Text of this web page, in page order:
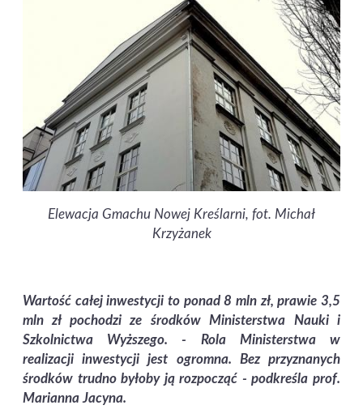
Elewacja Gmachu Nowej Kreślarni, fot. Michał
Krzyżanek
Wartość całej inwestycji to ponad 8 mln zł, prawie 3,5
mln zł pochodzi ze środków Ministerstwa Nauki i
Szkolnictwa Wyższego. - Rola Ministerstwa w
realizacji inwestycji jest ogromna. Bez przyznanych
środków trudno byłoby ją rozpocząć - podkreśla prof.
Marianna Jacyna.